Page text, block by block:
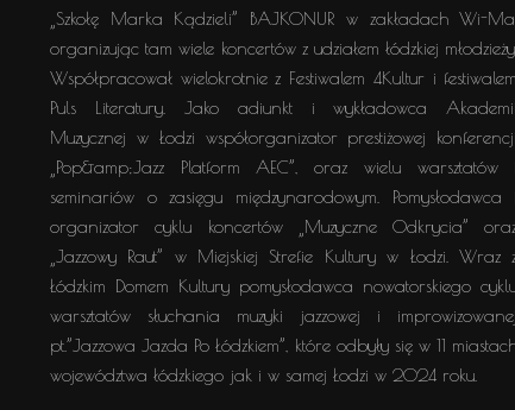
„Szkołę Marka Kądzieli” BAJKONUR w zakładach Wi-Ma,
organizując tam wiele koncertów z udziałem łódzkiej młodzieży.
Współpracował wielokrotnie z Festiwalem 4Kultur i festiwalem
Puls Literatury. Jako adiunkt i wykładowca Akademii
Muzycznej w Łodzi współorganizator prestiżowej konferencji
„Pop&amp;Jazz Platform AEC”, oraz wielu warsztatów i
seminariów o zasięgu międzynarodowym. Pomysłodawca i
organizator cyklu koncertów „Muzyczne Odkrycia”
„Jazzowy Raut” w Miejskiej Strefie Kultury w Łodzi. Wraz
Łódzkim Domem Kultury pomysłodawca nowatorskiego
warsztatów słuchania muzyki jazzowej i improwizowanej
pt.”Jazzowa Jazda Po Łódzkiem”, które odbyły się w 11
województwa łódzkiego jak i w samej Łodzi w 2024 roku.